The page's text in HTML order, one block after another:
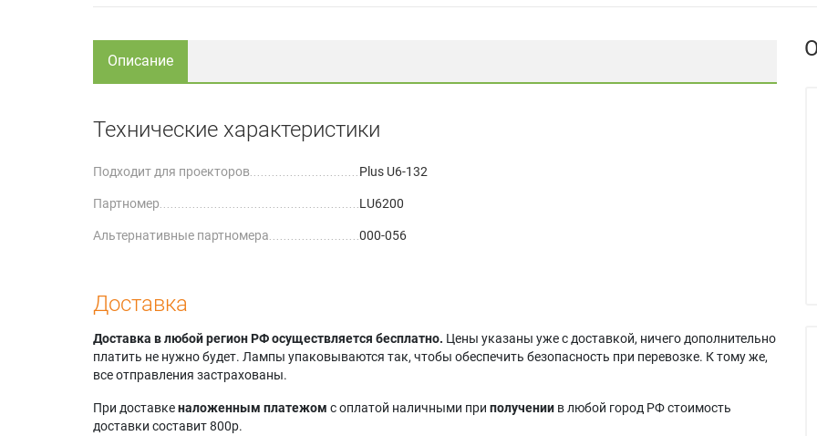
Описание
Технические характеристики
Подходит для проекторов Plus U6-132
Партномер LU6200
Альтернативные партномера 000-056
Доставка
Доставка в любой регион РФ осуществляется бесплатно. Цены указаны уже с доставкой, ничего дополнительно
платить не нужно будет. Лампы упаковываются так, чтобы обеспечить безопасность при перевозке. К тому же,
все отправления застрахованы.
При доставкеналоженным платежом с оплатой наличными при получении в любой город РФ стоимость
доставки составит 800р.